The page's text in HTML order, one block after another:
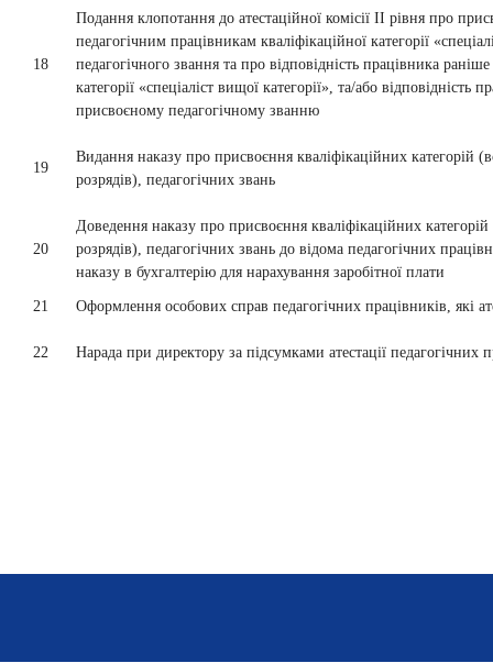
18
Подання клопотання до атестаційної комісії ІІ рівня про
педагогічним працівникам кваліфікаційної категорії
педагогічного звання та про відповідність працівника
категорії «спеціаліст вищої категорії», та/або відповідність
присвоєному педагогічному званню
19
Видання наказу про присвоєння кваліфікаційних категорій
розрядів), педагогічних звань
20
Доведення наказу про присвоєння кваліфікаційних
розрядів), педагогічних звань до відома педагогічних
наказу в бухгалтерію для нарахування заробітної плати
21 Оформлення особових справ педагогічних працівників, які
22 Нарада при директору за підсумками атестації педагогічних